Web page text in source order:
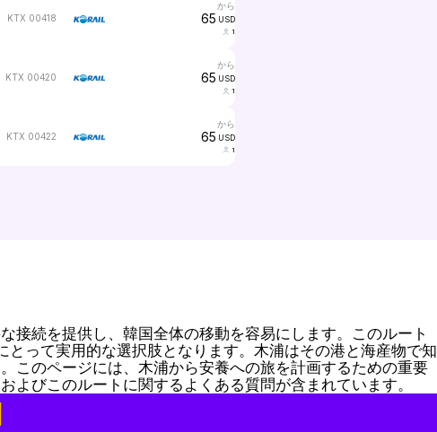
KTX 00418
から
65 USD
1
KTX 00420
から
65 USD
1
KTX 00422
から
65 USD
1
接続を提供し、韓国全体の移動を容易にします。このルート
って実用的な選択肢となります。木浦はその港と海産物で知
このページには、木浦から安養への旅を計画するための重要
びこのルートに関するよくある質問が含まれています。